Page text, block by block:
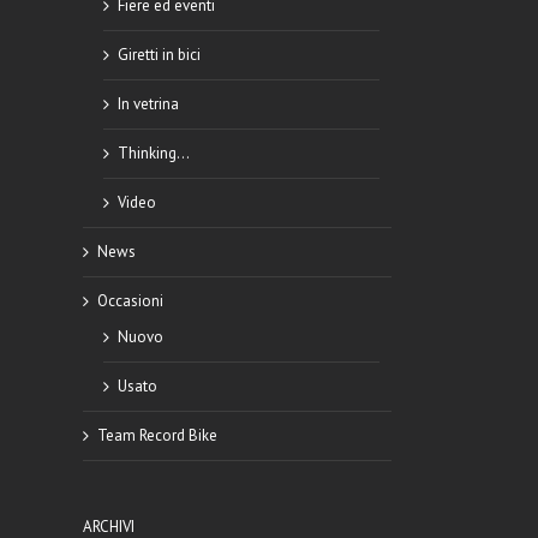
Fiere ed eventi
Giretti in bici
In vetrina
Thinking…
Video
News
Occasioni
Nuovo
Usato
Team Record Bike
ARCHIVI